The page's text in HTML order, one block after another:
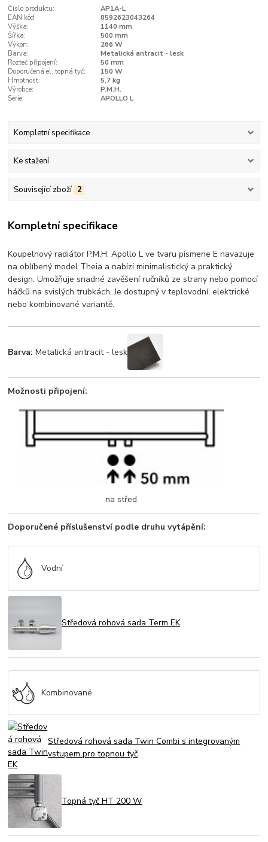
Číslo produktu:
AP1A-L
EAN kód:
8592623043264
Výška:
1140 mm
Šířka:
500 mm
Výkon:
266 W
Barva:
Metalická antracit - lesk
Rozteč připojení:
50 mm
Doporučená el. topná tyč:
150 W
Hmotnost:
5,7 kg
Výrobce:
P.M.H.
Série:
APOLLO L
Kompletní specifikace
Ke stažení
Související zboží 2
Kompletní specifikace
Koupelnový radiátor P.M.H. Apollo L ve tvaru písmene E navazuje
na oblíbený model Theia a nabízí minimalistický a praktický
design. Umožňuje snadné zavěšení ručníků ze strany nebo pomocí
háčků na svislých trubkách. Je dostupný v teplovodní, elektrické
nebo kombinované variantě.
Barva: Metalická antracit - lesk
Možnosti připojení:
na střed
Doporučené příslušenství podle druhu vytápění:
Vodní
Středová rohová sada Term EK
Kombinované
Středová rohová sada Twin Combi s integrovaným
vstupem pro topnou tyč
Topná tyč HT 200 W